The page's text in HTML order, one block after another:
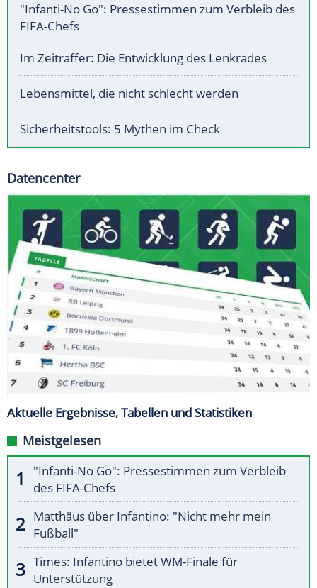
"Infanti-No Go": Pressestimmen zum Verbleib des
FIFA-Chefs
Im Zeitraffer: Die Entwicklung des Lenkrades
Lebensmittel, die nicht schlecht werden
Sicherheitstools: 5 Mythen im Check
Datencenter
Aktuelle Ergebnisse, Tabellen und Statistiken
Meistgelesen
"Infanti-No Go": Pressestimmen zum Verbleib
des FIFA-Chefs
Matthäus über Infantino: "Nicht mehr mein
Fußball"
Times: Infantino bietet WM-Finale für
Unterstützung